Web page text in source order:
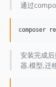
通过
安装完成
器,模型,迁